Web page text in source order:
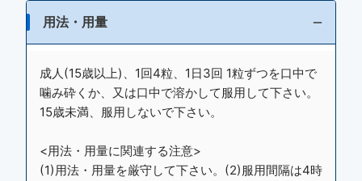
用法・用量
成人(15歳以上)、1回4粒、1日3回 1粒ずつを口中で
噛み砕くか、又は口中で溶かして服用して下さい。
15歳未満、服用しないで下さい。
<用法・用量に関連する注意>
(1)用法・用量を厳守して下さい。(2)服用間隔は4時